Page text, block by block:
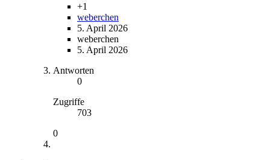
+1
weberchen
5. April 2026
weberchen
5. April 2026
Antworten
0
Zugriffe
703
0